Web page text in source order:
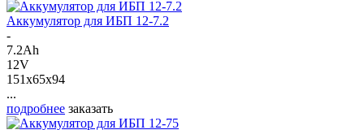
Аккумулятор для ИБП 12-7.2
-
7.2Ah
12V
151x65x94
...
подробнее заказать